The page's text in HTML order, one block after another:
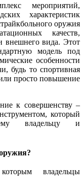
мероприятий,
характеристик
оружия
качеств,
внешнего вида. Этот
модель под
особенности
будь то спортивная
просто повышение
к совершенству –
который
владельцу и
владельцы